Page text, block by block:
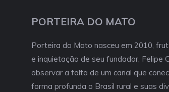
PORTEIRA DO MATO
Porteira do Mato nasceu em 2010,
e inquietação de seu fundador, Felipe
observar a falta de um canal que
forma profunda o Brasil rural e suas